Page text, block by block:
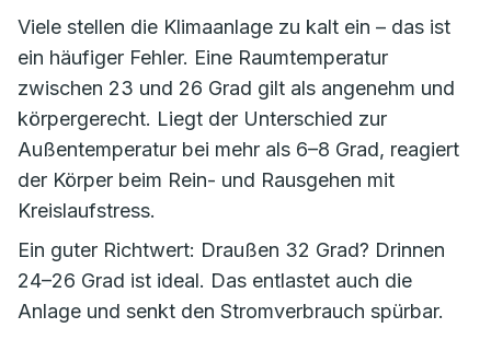
Viele stellen die Klimaanlage zu kalt ein – das ist
ein häufiger Fehler. Eine Raumtemperatur
zwischen 23 und 26 Grad gilt als angenehm und
körpergerecht. Liegt der Unterschied zur
Außentemperatur bei mehr als 6–8 Grad, reagiert
der Körper beim Rein- und Rausgehen mit
Kreislaufstress.
Ein guter Richtwert: Draußen 32 Grad? Drinnen
24–26 Grad ist ideal. Das entlastet auch die
Anlage und senkt den Stromverbrauch spürbar.